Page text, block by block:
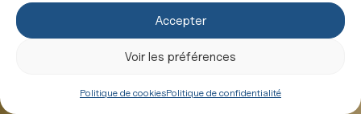
Accepter
Voir les préférences
Politique de cookiesPolitique de confidentialité